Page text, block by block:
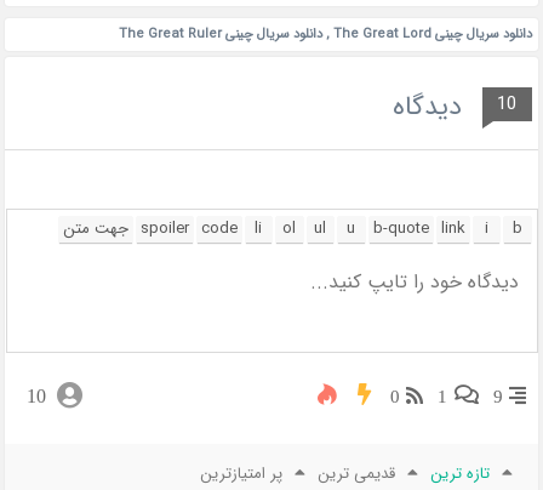
دانلود سریال چینی The Great Lord ,دانلود سریال چینی The Great Ruler
10 دیدگاه
9
1
0
10
تازه ترین قدیمی ترین پر امتیازترین